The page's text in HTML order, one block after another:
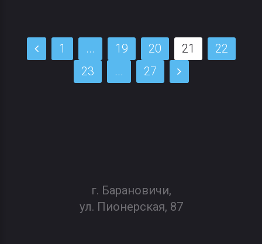
1 ... 19 20 21
22
23
... 27
г. Барановичи,
ул. Пионерская, 87